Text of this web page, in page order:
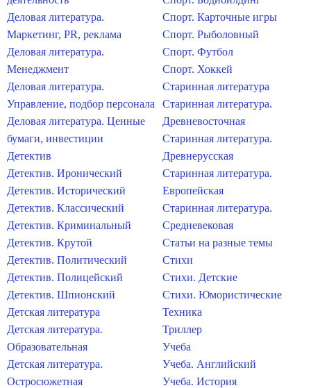
Деловая литература.
Маркетинг, PR, реклама
Деловая литература.
Менеджмент
Деловая литература.
Управление, подбор персонала
Деловая литература. Ценные
бумаги, инвестиции
Детектив
Детектив. Иронический
Детектив. Исторический
Детектив. Классический
Детектив. Криминальный
Детектив. Крутой
Детектив. Политический
Детектив. Полицейский
Детектив. Шпионский
Детская литература
Детская литература.
Образовательная
Детская литература.
Остросюжетная
Спорт. Карточные игры
Спорт. Рыболовный
Спорт. Футбол
Спорт. Хоккей
Старинная литература
Старинная литература.
Древневосточная
Старинная литература.
Древнерусская
Старинная литература.
Европейская
Старинная литература.
Средневековая
Статьи на разные темы
Стихи
Стихи. Детские
Стихи. Юмористические
Техника
Триллер
Учеба
Учеба. Английский
Учеба. История